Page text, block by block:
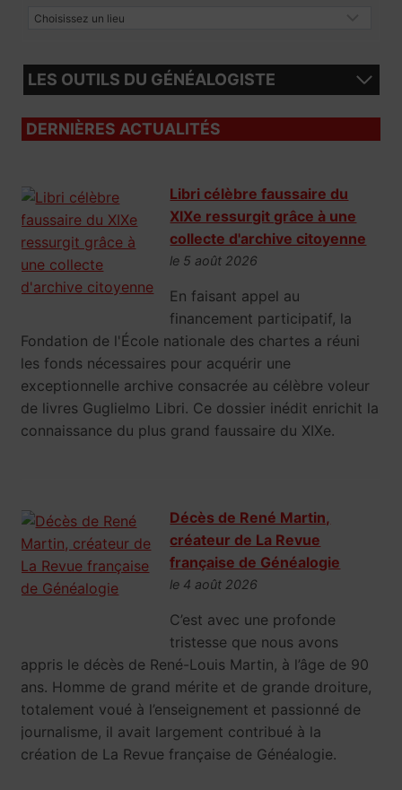
LES OUTILS DU GÉNÉALOGISTE
DERNIÈRES ACTUALITÉS
Libri célèbre faussaire du
XIXe ressurgit grâce à une
collecte d'archive citoyenne
le 5 août 2026
En faisant appel au
financement participatif, la
Fondation de l'École nationale des chartes a réuni
les fonds nécessaires pour acquérir une
exceptionnelle archive consacrée au célèbre voleur
de livres Guglielmo Libri. Ce dossier inédit enrichit la
connaissance du plus grand faussaire du XIXe.
Décès de René Martin,
créateur de La Revue
française de Généalogie
le 4 août 2026
C’est avec une profonde
tristesse que nous avons
appris le décès de René-Louis Martin, à l’âge de 90
ans. Homme de grand mérite et de grande droiture,
totalement voué à l’enseignement et passionné de
journalisme, il avait largement contribué à la
création de La Revue française de Généalogie.